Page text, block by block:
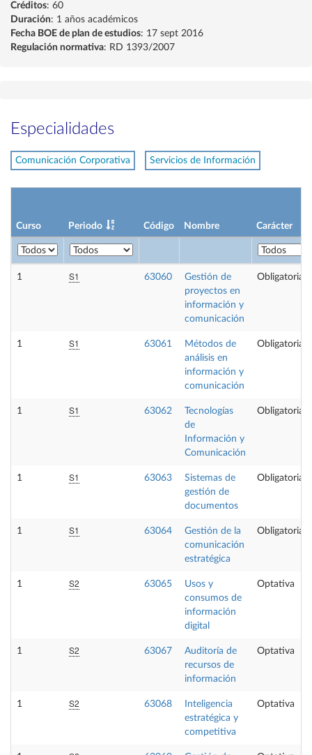
Créditos: 60
Duración: 1 años académicos
Fecha BOE de plan de estudios: 17 sept 2016
Regulación normativa: RD 1393/2007
Especialidades
Comunicación Corporativa Servicios de Información
Curso Periodo Código Nombre Carácter
1 S1 63060
Gestión de
proyectos en
información y
comunicación
Obligatoria
1 S1 63061
Métodos de
análisis en
información y
comunicación
Obligatoria
1 S1 63062
Tecnologías
de
Información y
Comunicación
Obligatoria
1 S1 63063
Sistemas de
gestión de
documentos
Obligatoria
1 S1 63064
Gestión de la
comunicación
estratégica
Obligatoria
1 S2 63065
Usos y
consumos de
información
digital
Optativa
1 S2 63067
Auditoría de
recursos de
información
Optativa
1 S2 63068
Inteligencia
estratégica y
competitiva
Optativa